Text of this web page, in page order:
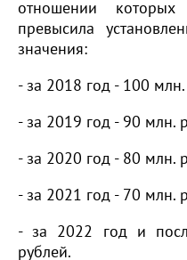
отношении
превысила
значения:
- за 2018 год - 100
- за 2019 год - 90 млн.
- за 2020 год - 80 млн.
- за 2021 год - 70 млн.
- за 2022 год и
рублей.